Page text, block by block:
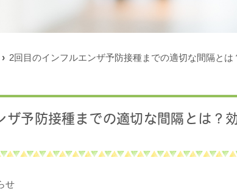
2回目のインフルエンザ予防接種までの適切な間隔とは
ザ予防接種までの適切な間隔とは？
せ